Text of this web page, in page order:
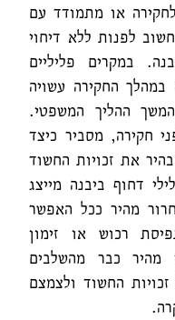
או מתמודד עם
לפנות ללא דיחוי
במקרים פליליים
החקירה עשויה
ההליך המשפטי.
חקירה, מסביר כיצד
את זכויות החשוד
דחוף ביבנה מייצג
מהיר ככל האפשר
רכוש או זימון
מהיר כבר מהשלבים
החשוד ולצמצם